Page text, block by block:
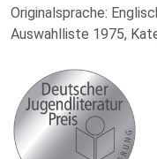
Originalsprache:
Auswahlliste 1975,